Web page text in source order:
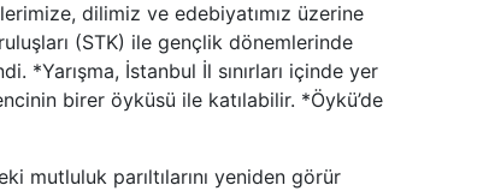
dilimiz ve edebiyatımız üzerine
(STK) ile gençlik dönemlerinde
*Yarışma, İstanbul İl sınırları içinde yer
birer öyküsü ile katılabilir. *Öykü’de
mutluluk parıltılarını yeniden görür